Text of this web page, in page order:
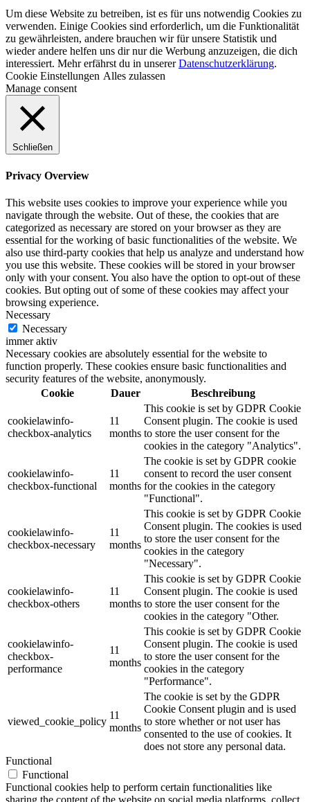
Um diese Website zu betreiben, ist es für uns notwendig Cookies zu
verwenden. Einige Cookies sind erforderlich, um die Funktionalität
zu gewährleisten, andere brauchen wir für unsere Statistik und
wieder andere helfen uns dir nur die Werbung anzuzeigen, die dich
interessiert. Mehr erfährst du in unsererDatenschutzerklärung.
Cookie Einstellungen Alles zulassen
Manage consent
Schließen
Privacy Overview
This website uses cookies to improve your experience while you
navigate through the website. Out of these, the cookies that are
categorized as necessary are stored on your browser as they are
essential for the working of basic functionalities of the website. We
also use third-party cookies that help us analyze and understand how
you use this website. These cookies will be stored in your browser
only with your consent. You also have the option to opt-out of these
cookies. But opting out of some of these cookies may affect your
browsing experience.
Necessary
Necessary
immer aktiv
Necessary cookies are absolutely essential for the website to
function properly. These cookies ensure basic functionalities and
security features of the website, anonymously.
Cookie
Dauer Beschreibung
cookielawinfo-
checkbox-analytics
11
months
This cookie is set by GDPR Cookie
Consent plugin. The cookie is used
to store the user consent for the
cookies in the category "Analytics".
cookielawinfo-
checkbox-functional
11
months
The cookie is set by GDPR cookie
consent to record the user consent
for the cookies in the category
"Functional".
cookielawinfo-
checkbox-necessary
11
months
This cookie is set by GDPR Cookie
Consent plugin. The cookies is used
to store the user consent for the
cookies in the category
"Necessary".
cookielawinfo-
checkbox-others
11
months
This cookie is set by GDPR Cookie
Consent plugin. The cookie is used
to store the user consent for the
cookies in the category "Other.
cookielawinfo-
checkbox-
performance
11
months
This cookie is set by GDPR Cookie
Consent plugin. The cookie is used
to store the user consent for the
cookies in the category
"Performance".
viewed_cookie_policy
11
months
The cookie is set by the GDPR
Cookie Consent plugin and is used
to store whether or not user has
consented to the use of cookies. It
does not store any personal data.
Functional
Functional
Functional cookies help to perform certain functionalities like
sharing the content of the website on social media platforms, collect